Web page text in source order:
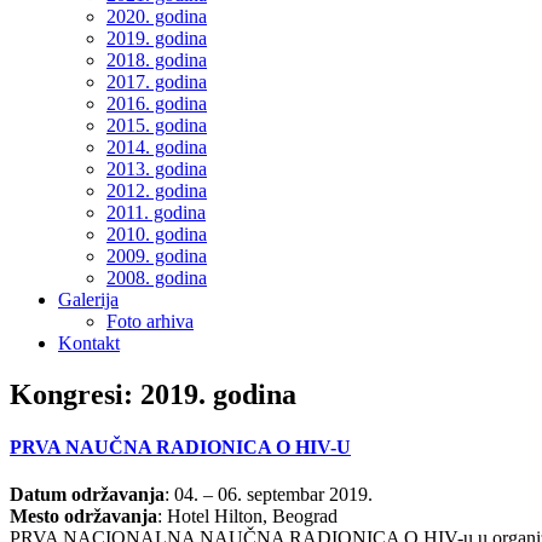
2020. godina
2019. godina
2018. godina
2017. godina
2016. godina
2015. godina
2014. godina
2013. godina
2012. godina
2011. godina
2010. godina
2009. godina
2008. godina
Galerija
Foto arhiva
Kontakt
Kongresi: 2019. godina
PRVA NAUČNA RADIONICA O HIV-U
Datum održavanja: 04. – 06. septembar 2019.
Mesto održavanja: Hotel Hilton, Beograd